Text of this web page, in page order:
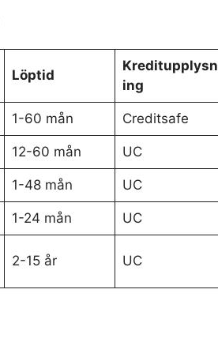
Löptid
Kreditupplysn
ing
1-60 mån Creditsafe
12-60 mån UC
1-48 mån UC
1-24 mån UC
2-15 år UC